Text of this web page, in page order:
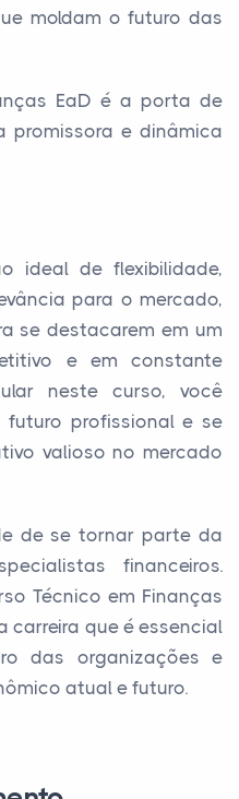
moldam o futuro das
EaD é a porta de
promissora e dinâmica
ideal de flexibilidade,
para o mercado,
se destacarem em um
e em constante
neste curso, você
futuro profissional e se
valioso no mercado
de se tornar parte da
financeiros.
Técnico em Finanças
carreira que é essencial
das organizações e
atual e futuro.